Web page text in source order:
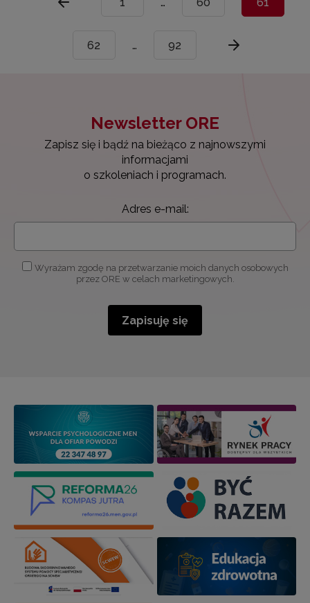
62 … 92
Newsletter ORE
Zapisz się i bądź na bieżąco z najnowszymi
informacjami
o szkoleniach i programach.
Adres e-mail:
Wyrażam zgodę na przetwarzanie moich danych osobowych
przez ORE w celach marketingowych.
Zapisuję się